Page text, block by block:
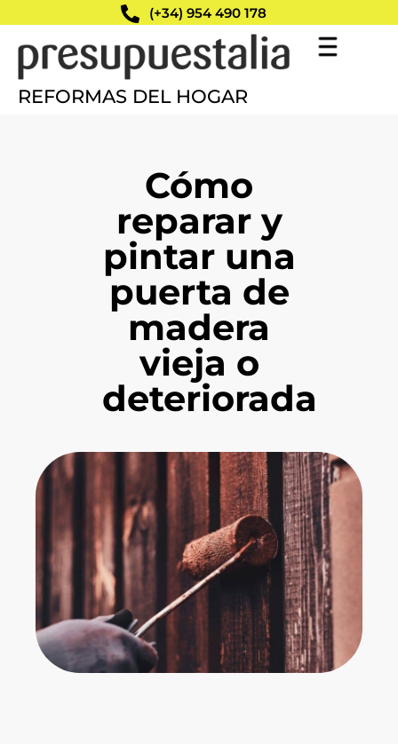
(+34) 954 490 178
REFORMAS DEL HOGAR
Cómo
reparar y
pintar una
puerta de
madera
vieja o
deteriorada